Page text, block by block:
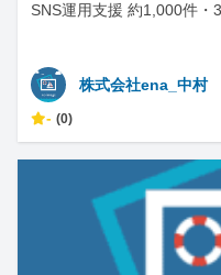
SNS運用支援 約1,000件・
株式会社ena_中村
- (0)